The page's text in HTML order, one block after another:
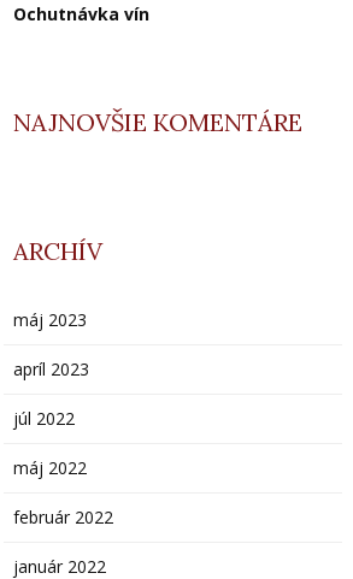
Ochutnávka vín
NAJNOVŠIE KOMENTÁRE
ARCHÍV
máj 2023
apríl 2023
júl 2022
máj 2022
február 2022
január 2022